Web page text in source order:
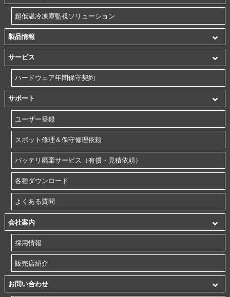
超低温冷凍庫監視ソリューション
製品情報
サービス
ハードウェア年間保守契約
サポート
ユーザー登録
スポット修理＆保守修理依頼
バッテリ廃棄サービス（有償・見積依頼）
各種ダウンロード
よくある質問
会社案内
採用情報
販売店紹介
お問い合わせ